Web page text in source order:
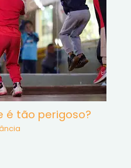
é tão perigoso?